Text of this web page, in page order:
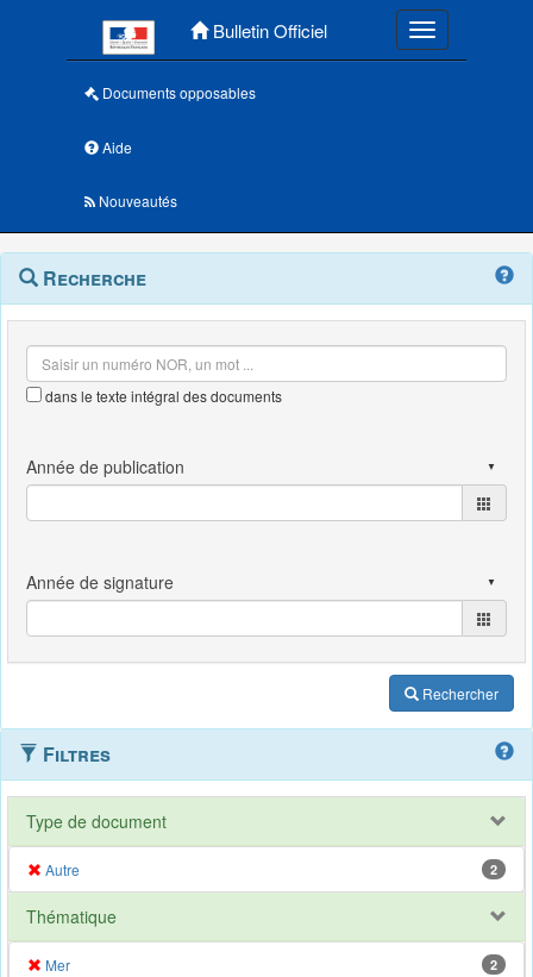
Bulletin Officiel Toggle
Documents opposables
Aide
Nouveautés
Navigation
outils
Menu
contextuel
Recherche
dans le texte intégral des documents
Rechercher
Filtres
Type de document
Autre 2
Thématique
Mer 2